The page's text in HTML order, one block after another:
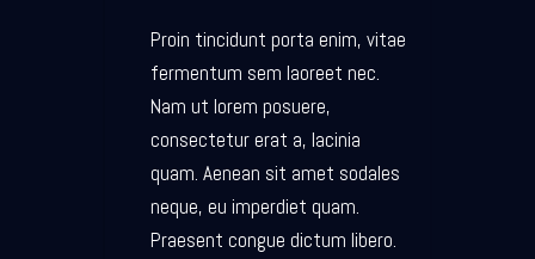
Proin tincidunt porta enim, vitae
fermentum sem laoreet nec.
Nam ut lorem posuere,
consectetur erat a, lacinia
quam. Aenean sit amet sodales
neque, eu imperdiet quam.
Praesent congue dictum libero.